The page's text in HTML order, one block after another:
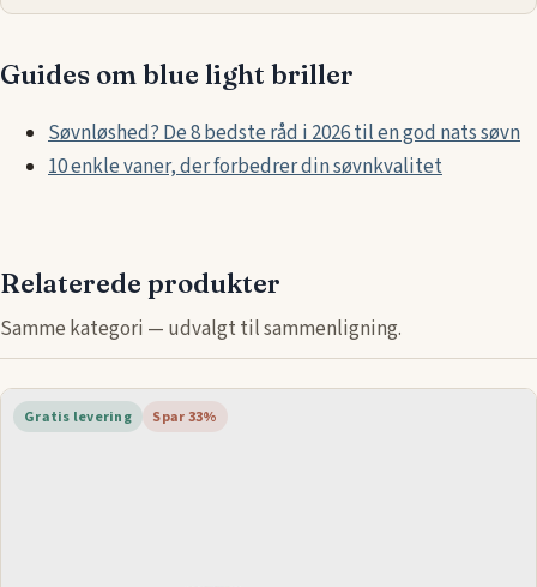
Guides om blue light briller
Søvnløshed? De 8 bedste råd i 2026 til en god nats søvn
10 enkle vaner, der forbedrer din søvnkvalitet
Relaterede produkter
Samme kategori — udvalgt til sammenligning.
Gratis levering Spar 33%